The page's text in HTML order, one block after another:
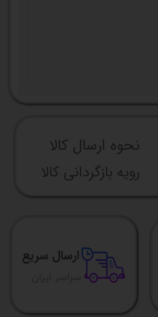
نحوه ارسال کالا
رویه بازگردانی کالا
ارسال سریع